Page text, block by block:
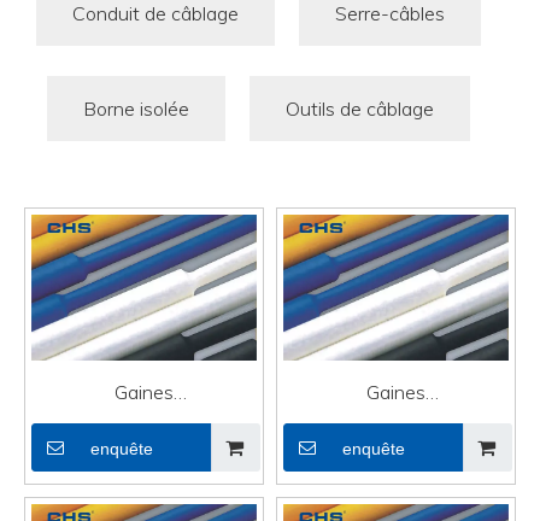
Conduit de câblage Serre-câbles
Borne isolée Outils de câblage
Gaines
thermorétractables en
caoutchouc pour fils
électriques
enquête
Gaines
thermorétractables en
PVC transparent pour fils
enquête